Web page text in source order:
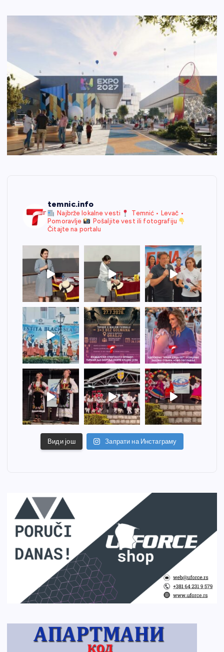
temnic.info
Najbrže lokalne vesti
Temnić • Levač •
Pomoravlje
Pošaljite vest ili fotografiju
Čitajte na portalu
Види још Запрати на Инстаграму